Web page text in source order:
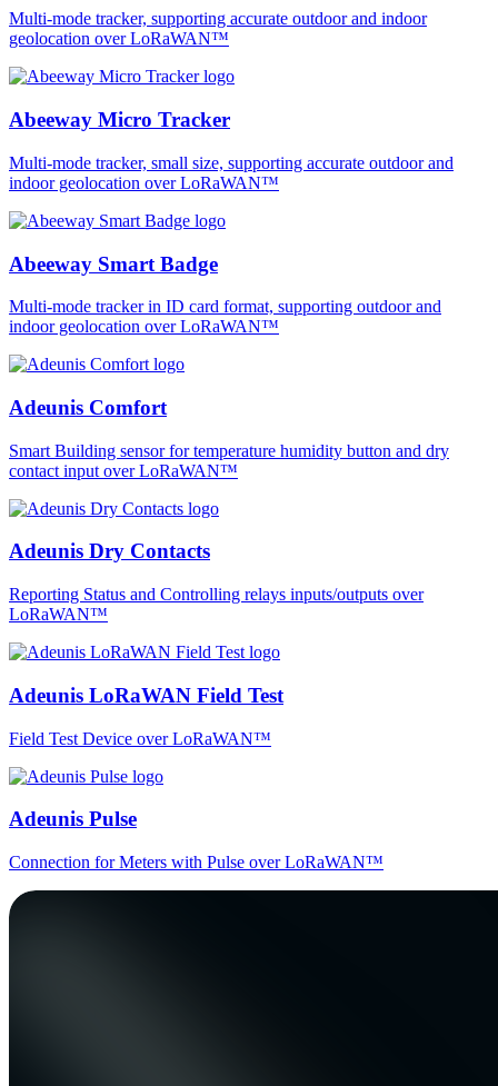
Multi-mode tracker, supporting accurate outdoor and indoor
geolocation over LoRaWAN™
Abeeway Micro Tracker
Multi-mode tracker, small size, supporting accurate outdoor and
indoor geolocation over LoRaWAN™
Abeeway Smart Badge
Multi-mode tracker in ID card format, supporting outdoor and
indoor geolocation over LoRaWAN™
Adeunis Comfort
Smart Building sensor for temperature humidity button and dry
contact input over LoRaWAN™
Adeunis Dry Contacts
Reporting Status and Controlling relays inputs/outputs over
LoRaWAN™
Adeunis LoRaWAN Field Test
Field Test Device over LoRaWAN™
Adeunis Pulse
Connection for Meters with Pulse over LoRaWAN™